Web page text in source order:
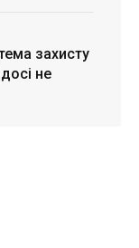
захисту
не